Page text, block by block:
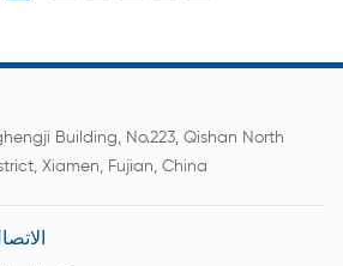
Building, No.223, Qishan North
Xiamen, Fujian, China